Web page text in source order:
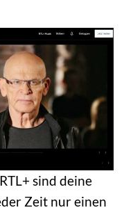
sind deine
Zeit nur einen